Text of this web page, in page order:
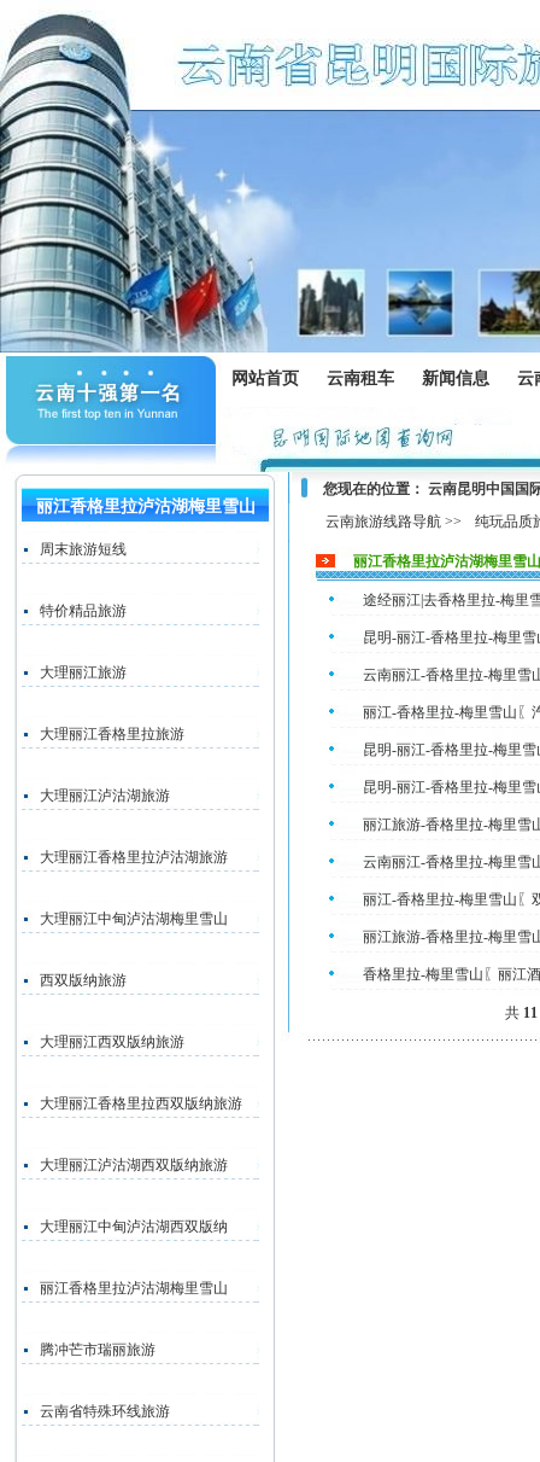
网站首页 云南租车 新闻信息 云
丽江香格里拉泸沽湖梅里雪山
周末旅游短线
特价精品旅游
大理丽江旅游
大理丽江香格里拉旅游
大理丽江泸沽湖旅游
大理丽江香格里拉泸沽湖旅游
大理丽江中甸泸沽湖梅里雪山
西双版纳旅游
大理丽江西双版纳旅游
大理丽江香格里拉西双版纳旅游
大理丽江泸沽湖西双版纳旅游
大理丽江中甸泸沽湖西双版纳
丽江香格里拉泸沽湖梅里雪山
腾冲芒市瑞丽旅游
云南省特殊环线旅游
您现在的位置： 云南昆明中国国
云南旅游线路导航 >>
纯玩品质
丽江香格里拉泸沽湖梅里雪山
途经丽江|去香格里拉-梅里
昆明-丽江-香格里拉-梅里
云南丽江-香格里拉-梅里雪
丽江-香格里拉-梅里雪山〖
昆明-丽江-香格里拉-梅里
昆明-丽江-香格里拉-梅里
丽江旅游-香格里拉-梅里雪
云南丽江-香格里拉-梅里雪
丽江-香格里拉-梅里雪山〖
丽江旅游-香格里拉-梅里雪
香格里拉-梅里雪山〖丽江
共 11